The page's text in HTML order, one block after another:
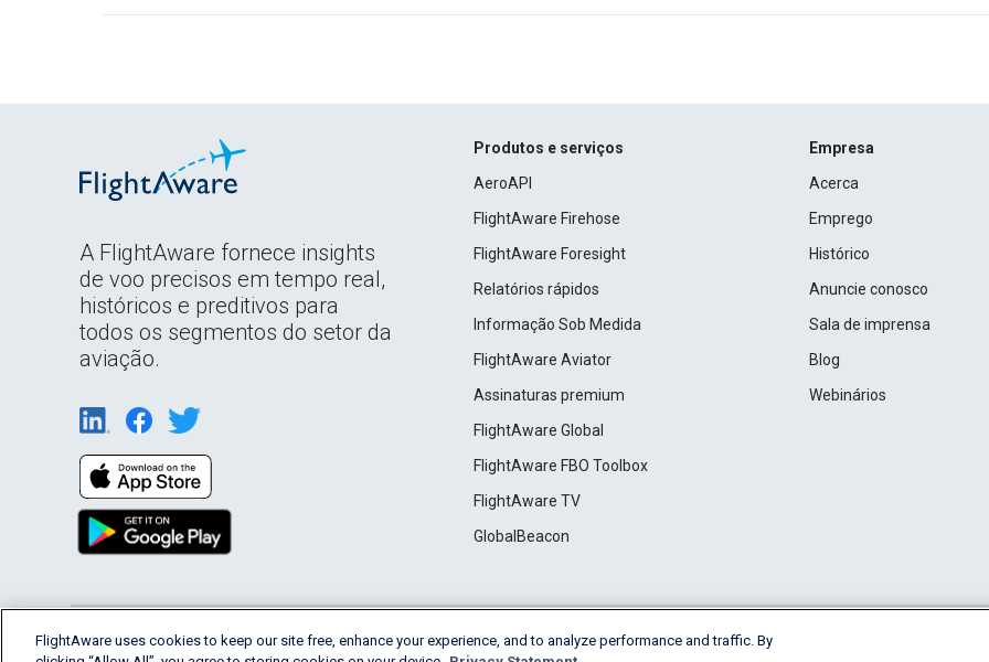
A FlightAware fornece insights
de voo precisos em tempo real,
históricos e preditivos para
todos os segmentos do setor da
aviação.
Produtos e serviços
AeroAPI
FlightAware Firehose
FlightAware Foresight
Relatórios rápidos
Informação Sob Medida
FlightAware Aviator
Assinaturas premium
FlightAware Global
FlightAware FBO Toolbox
FlightAware TV
GlobalBeacon
Empresa
Acerca
Emprego
Histórico
Anuncie conosco
Sala de imprensa
Blog
Webinários
English (USA) 2026 FlightAware Terms of Use Privacy Cookie Settings
FlightAware uses cookies to keep our site free, enhance your experience, and to analyze performance and traffic. By